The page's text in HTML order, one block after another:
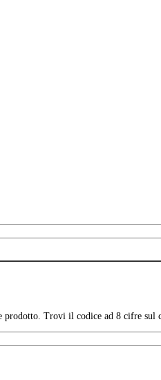
prodotto. Trovi il codice ad 8 cifre